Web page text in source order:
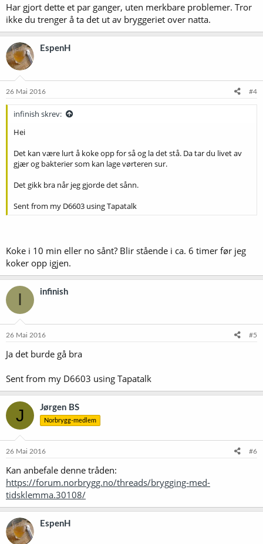
Har gjort dette et par ganger, uten merkbare problemer. Tror
ikke du trenger å ta det ut av bryggeriet over natta.
EspenH
26 Mai 2016 #4
infinish skrev:
Hei
Det kan være lurt å koke opp for så og la det stå. Da tar du livet av
gjær og bakterier som kan lage vørteren sur.
Det gikk bra når jeg gjorde det sånn.
Sent from my D6603 using Tapatalk
Koke i 10 min eller no sånt? Blir stående i ca. 6 timer før jeg
koker opp igjen.
I infinish
26 Mai 2016 #5
Ja det burde gå bra
Sent from my D6603 using Tapatalk
J Jørgen BS
Norbrygg-medlem
26 Mai 2016 #6
Kan anbefale denne tråden:
https://forum.norbrygg.no/threads/brygging-med-
tidsklemma.30108/
EspenH